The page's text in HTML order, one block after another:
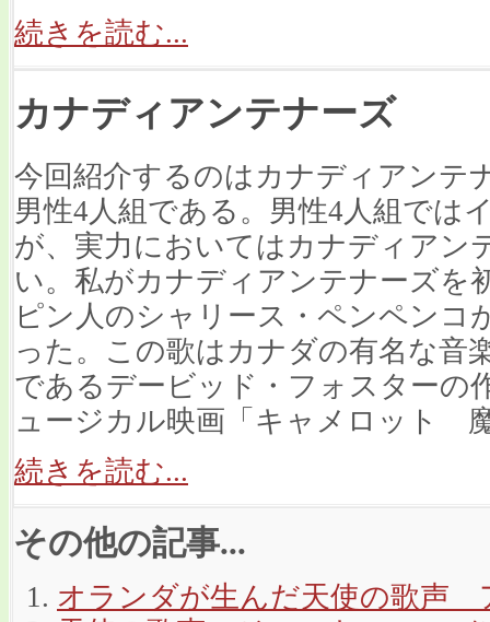
続きを読む...
カナディアンテナーズ
今回紹介するのはカナディアンテ
男性4人組である。男性4人組では
が、実力においてはカナディアン
い。私がカナディアンテナーズを
ピン人のシャリース・ペンペンコ
った。この歌はカナダの有名な音
であるデービッド・フォスターの
ュージカル映画「キャメロット
続きを読む...
その他の記事...
オランダが生んだ天使の歌声